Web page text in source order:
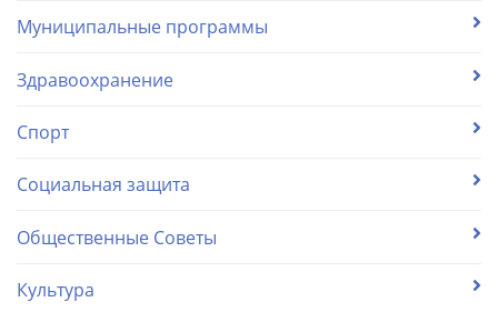
Муниципальные программы
Здравоохранение
Спорт
Социальная защита
Общественные Советы
Культура